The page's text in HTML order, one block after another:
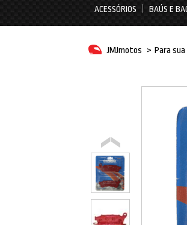
ACESSÓRIOS BAÚS E
JMJmotos > Para